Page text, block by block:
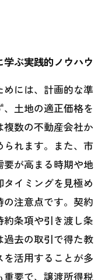
ぶ実践的ノウハウ
には、計画的な準
土地の適正価格を
数の不動産会社か
られます。また、市
が高まる時期や地
イミングを見極め
注意点です。契約
条項や引き渡し条
去の取引で得た教
活用することが多
要で、譲渡所得税